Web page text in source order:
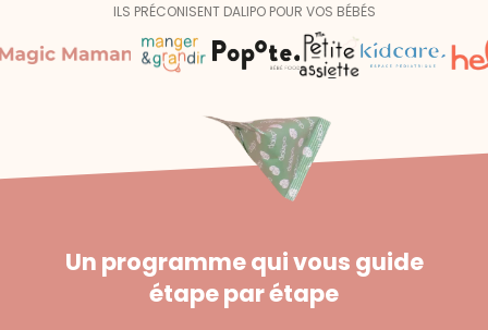
ILS PRÉCONISENT DALIPO POUR VOS BÉBÉS
Un programme qui vous guide
étape par étape